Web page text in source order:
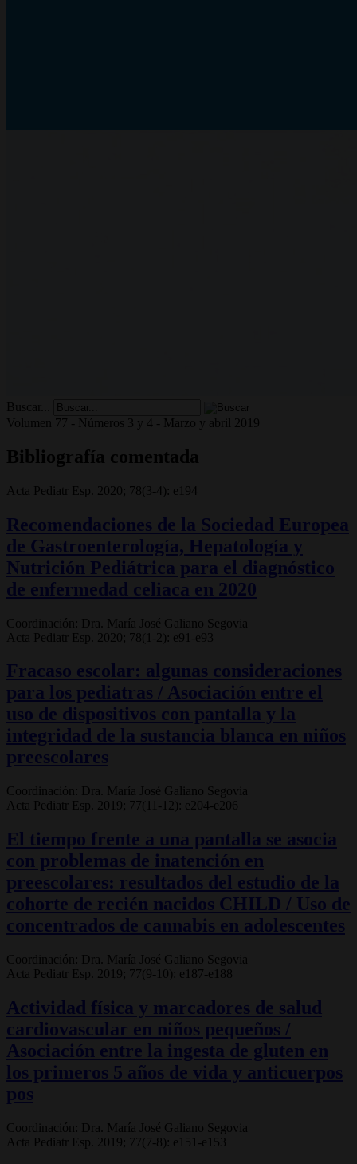
Buscar...
Volumen 77 - Números 3 y 4 - Marzo y abril 2019
Bibliografía comentada
Acta Pediatr Esp. 2020; 78(3-4): e194
Recomendaciones de la Sociedad Europea
de Gastroenterología, Hepatología y
Nutrición Pediátrica para el diagnóstico
de enfermedad celiaca en 2020
Coordinación: Dra. María José Galiano Segovia
Acta Pediatr Esp. 2020; 78(1-2): e91-e93
Fracaso escolar: algunas consideraciones
para los pediatras / Asociación entre el
uso de dispositivos con pantalla y la
integridad de la sustancia blanca en niños
preescolares
Coordinación: Dra. María José Galiano Segovia
Acta Pediatr Esp. 2019; 77(11-12): e204-e206
El tiempo frente a una pantalla se asocia
con problemas de inatención en
preescolares: resultados del estudio de la
cohorte de recién nacidos CHILD / Uso de
concentrados de cannabis en adolescentes
Coordinación: Dra. María José Galiano Segovia
Acta Pediatr Esp. 2019; 77(9-10): e187-e188
Actividad física y marcadores de salud
cardiovascular en niños pequeños /
Asociación entre la ingesta de gluten en
los primeros 5 años de vida y anticuerpos
pos
Coordinación: Dra. María José Galiano Segovia
Acta Pediatr Esp. 2019; 77(7-8): e151-e153